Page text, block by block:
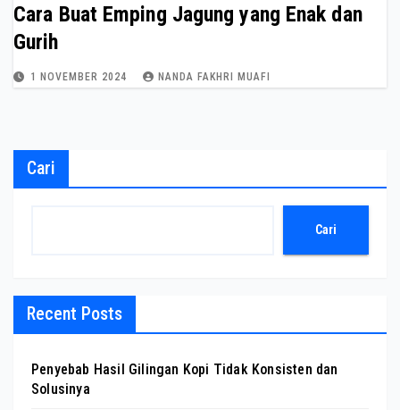
Cara Buat Emping Jagung yang Enak dan
Gurih
1 NOVEMBER 2024 NANDA FAKHRI MUAFI
Cari
Cari
Recent Posts
Penyebab Hasil Gilingan Kopi Tidak Konsisten dan
Solusinya